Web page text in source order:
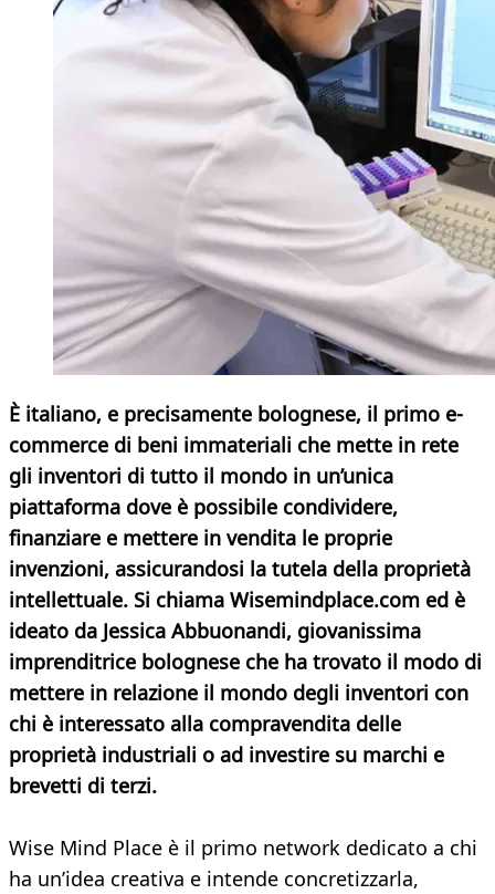
È italiano, e precisamente bolognese, il primo e-
commerce di beni immateriali che mette in rete
gli inventori di tutto il mondo in un’unica
piattaforma dove è possibile condividere,
finanziare e mettere in vendita le proprie
invenzioni, assicurandosi la tutela della proprietà
intellettuale. Si chiama Wisemindplace.com ed è
ideato da Jessica Abbuonandi, giovanissima
imprenditrice bolognese che ha trovato il modo di
mettere in relazione il mondo degli inventori con
chi è interessato alla compravendita delle
proprietà industriali o ad investire su marchi e
brevetti di terzi.
Wise Mind Place è il primo network dedicato a chi
ha un’idea creativa e intende concretizzarla,